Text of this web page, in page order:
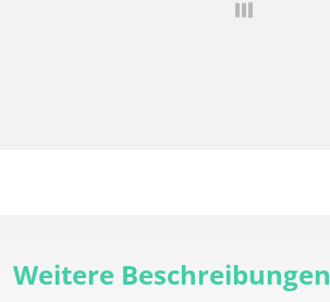
Weitere Beschreibungen